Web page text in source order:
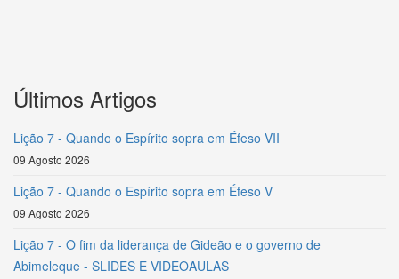
Últimos Artigos
Lição 7 - Quando o Espírito sopra em Éfeso VII
09 Agosto 2026
Lição 7 - Quando o Espírito sopra em Éfeso V
09 Agosto 2026
Lição 7 - O fim da liderança de Gideão e o governo de
Abimeleque - SLIDES E VIDEOAULAS